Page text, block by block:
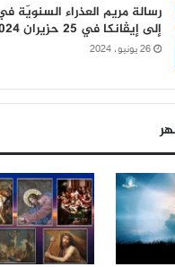
رسالة مريم العذراء السنويّة
إلى إيڤانكا في 25 حزيران 2024
26 يونيو، 2024